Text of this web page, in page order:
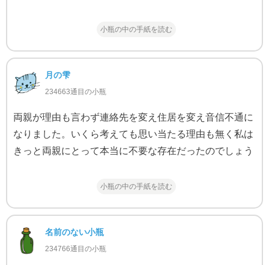
小瓶の中の手紙を読む
月の雫
234663通目の小瓶
両親が理由も言わず連絡先を変え住居を変え音信不通に
なりました。いくら考えても思い当たる理由も無く私は
きっと両親にとって本当に不要な存在だったのでしょう
小瓶の中の手紙を読む
名前のない小瓶
234766通目の小瓶